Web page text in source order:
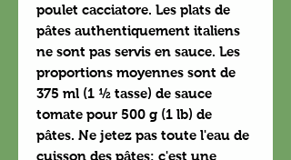
poulet cacciatore. Les plats de
pâtes authentiquement italiens
ne sont pas servis en sauce. Les
proportions moyennes sont de
375 ml (1 ½ tasse) de sauce
tomate pour 500 g (1 lb) de
pâtes. Ne jetez pas toute l'eau de
cuisson des pâtes: c'est une